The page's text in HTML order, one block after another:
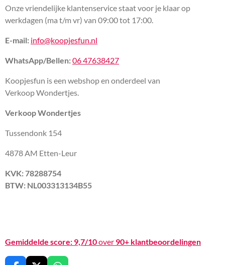
Onze vriendelijke klantenservice staat voor je klaar op
werkdagen (ma t/m vr) van 09:00 tot 17:00.
E-mail: info@koopjesfun.nl
WhatsApp/Bellen:06 47638427
Koopjesfun is een webshop en onderdeel van
Verkoop Wondertjes.
Verkoop Wondertjes
Tussendonk 154
4878 AM Etten-Leur
KVK: 78288754
BTW: NL003313134B55
Gemiddelde score: 9,7/10over 90+ klantbeoordelingen